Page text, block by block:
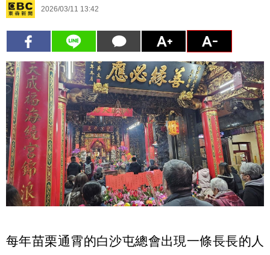
2026/03/11 13:42
每年苗栗通霄的白沙屯總會出現一條長長的人